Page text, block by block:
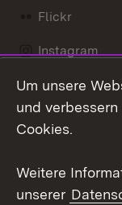
Flickr
Instagram
Social Wall
Um unsere
und
Cookies.
Weitere
unserer